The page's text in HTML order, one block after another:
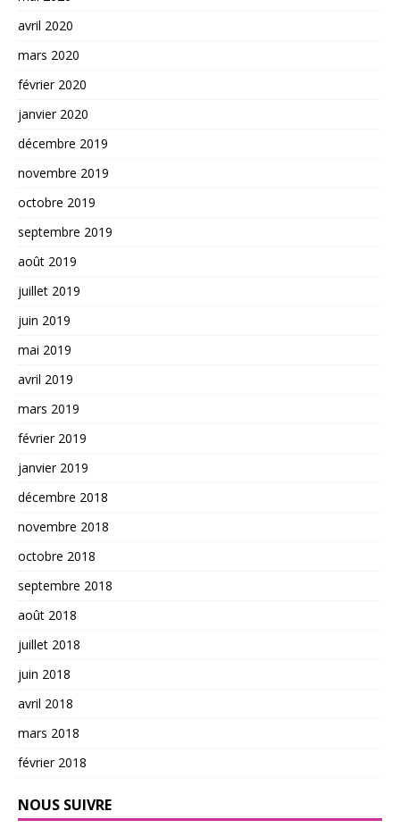
avril 2020
mars 2020
février 2020
janvier 2020
décembre 2019
novembre 2019
octobre 2019
septembre 2019
août 2019
juillet 2019
juin 2019
mai 2019
avril 2019
mars 2019
février 2019
janvier 2019
décembre 2018
novembre 2018
octobre 2018
septembre 2018
août 2018
juillet 2018
juin 2018
avril 2018
mars 2018
février 2018
NOUS SUIVRE